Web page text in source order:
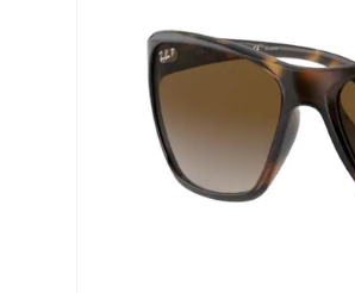
Proclear
SofLens
Freshlook